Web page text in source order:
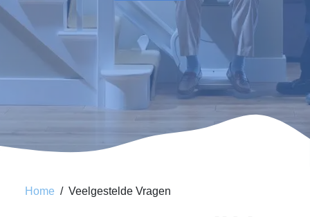
Home Veelgestelde Vragen